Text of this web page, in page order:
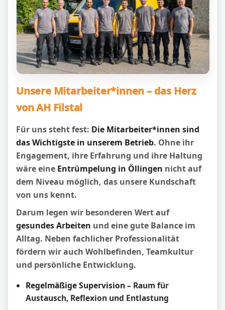
Unsere Mitarbeiter*innen – das Herz
von AH Filstal
Für uns steht fest: Die Mitarbeiter*innen sind
das Wichtigste in unserem Betrieb. Ohne ihr
Engagement, ihre Erfahrung und ihre Haltung
wäre eine Entrümpelung in Öllingen nicht auf
dem Niveau möglich, das unsere Kundschaft
von uns kennt.
Darum legen wir besonderen Wert auf
gesundes Arbeiten und eine gute Balance im
Alltag. Neben fachlicher Professionalität
fördern wir auch Wohlbefinden, Teamkultur
und persönliche Entwicklung.
Regelmäßige Supervision– Raum für
Austausch, Reflexion und Entlastung